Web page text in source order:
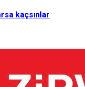
kaçsınlar